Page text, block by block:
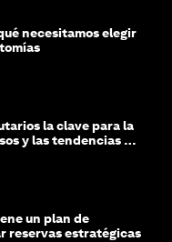
necesitamos elegir
la clave para la
y las tendencias de
un plan de
reservas estratégicas